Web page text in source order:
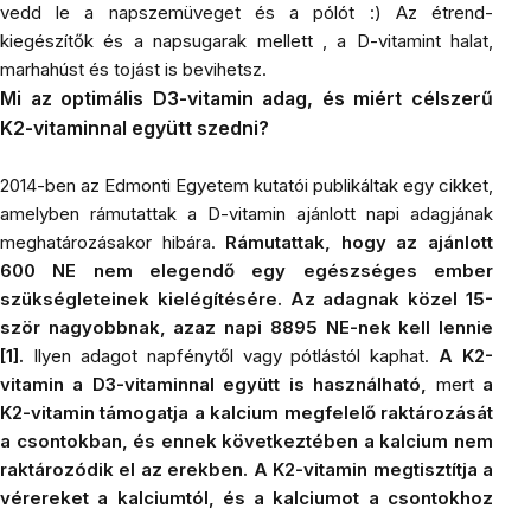
vedd le a napszemüveget és a pólót :) Az étrend-
kiegészítők és a napsugarak mellett , a D-vitamint halat,
marhahúst és tojást is bevihetsz.
Mi az optimális D3-vitamin adag, és miért célszerű
K2-vitaminnal együtt szedni?
2014-ben az Edmonti Egyetem kutatói publikáltak egy cikket,
amelyben rámutattak a D-vitamin ajánlott napi adagjának
meghatározásakor hibára. Rámutattak, hogy az ajánlott
600 NE nem elegendő egy egészséges ember
szükségleteinek kielégítésére. Az adagnak közel 15-
ször nagyobbnak, azaz napi 8895 NE-nek kell lennie
[1]. Ilyen adagot napfénytől vagy pótlástól kaphat. A K2-
vitamin a D3-vitaminnal együtt is használható, merta
K2-vitamin támogatja a kalcium megfelelő raktározását
a csontokban, és ennek következtében a kalcium nem
raktározódik el az erekben. A K2-vitamin megtisztítja a
vérereket a kalciumtól, és a kalciumot a csontokhoz